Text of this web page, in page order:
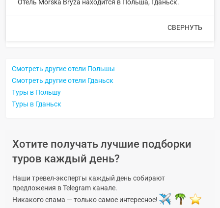
Отель Morska Bryza находится в Польша, Гданьск.
СВЕРНУТЬ
Смотреть другие отели Польшы
Смотреть другие отели Гданьск
Туры в Польшу
Туры в Гданьск
Хотите получать лучшие подборки
туров каждый день?
Наши тревел-эксперты каждый день собирают
предложения в Telegram канале.
Никакого спама — только самое интересное!